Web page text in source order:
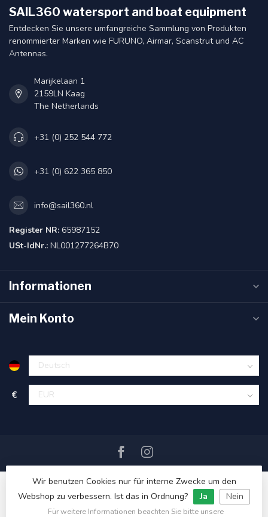
SAIL360 watersport and boat equipment
Entdecken Sie unsere umfangreiche Sammlung von Produkten
renommierter Marken wie FURUNO, Airmar, Scanstrut und AC
Antennas.
Marijkelaan 1
2159LN Kaag
The Netherlands
+31 (0) 252 544 772
+31 (0) 622 365 850
info@sail360.nl
Register NR: 65987152
USt-IdNr.: NL001277264B70
Informationen
Mein Konto
€
Wir benutzen Cookies nur für interne Zwecke um den
Webshop zu verbessern. Ist das in Ordnung?
Ja Nein
Für weitere Informationen beachten Sie bitte unsere